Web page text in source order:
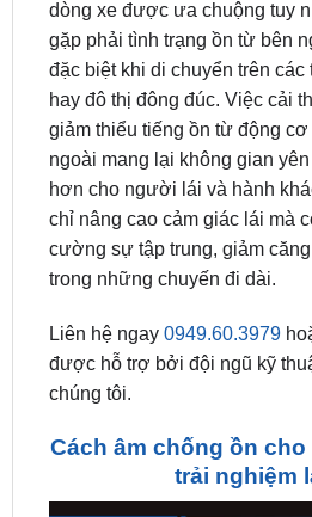
đặc biệt khi di chuyển trên
hay đô thị đông đúc. Việc cải
giảm thiểu tiếng ồn từ động
ngoài mang lại không gian
hơn cho người lái và hành
chỉ nâng cao cảm giác lái mà
cường sự tập trung, giảm
trong những chuyến đi dài.
Liên hệ ngay0949.60.3979
chúng tôi.
Cách âm chống ồn cho